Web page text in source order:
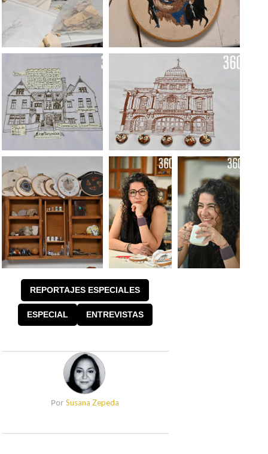
REPORTAJES ESPECIALES
ESPECIAL ENTREVISTAS
PorSusana Zepeda